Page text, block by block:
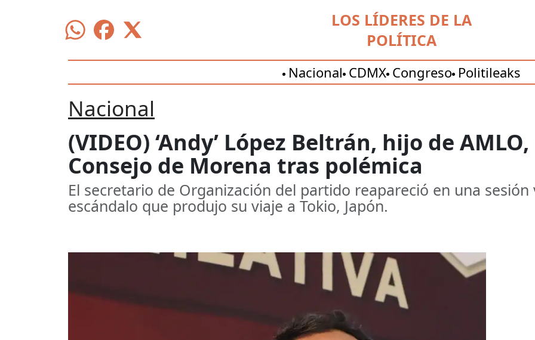
LOS LÍDERES DE LA
POLÍTICA
Nacional CDMX Congreso Politileaks
Nacional
(VIDEO) ‘Andy’ López Beltrán, hijo de
Consejo de Morena tras polémica
El secretario de Organización del partido reapareció en una
escándalo que produjo su viaje a Tokio, Japón.